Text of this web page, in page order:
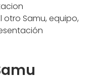
otro Samu, equipo,